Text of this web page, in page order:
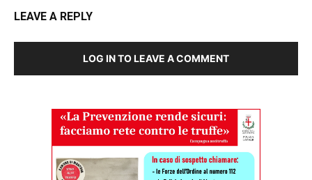
LEAVE A REPLY
LOG IN TO LEAVE A COMMENT